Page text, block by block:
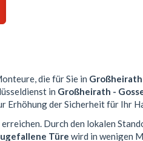
die für Sie in
in Großheirath -
Erhöhung der Sicherheit für Ihr
Durch den lokalen
Türe wird in wenigen